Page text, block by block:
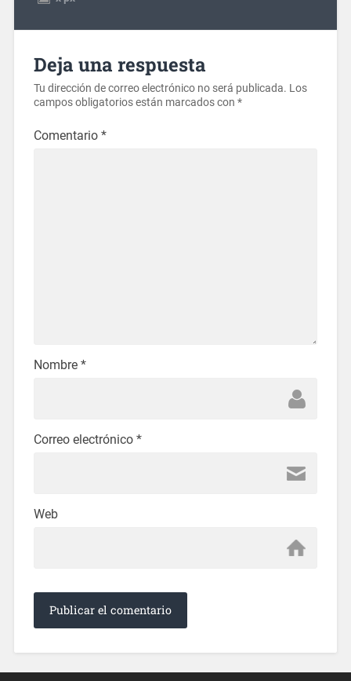
Deja una respuesta
Tu dirección de correo electrónico no será publicada. Los
campos obligatorios están marcados con *
Comentario *
Nombre *
Correo electrónico *
Web